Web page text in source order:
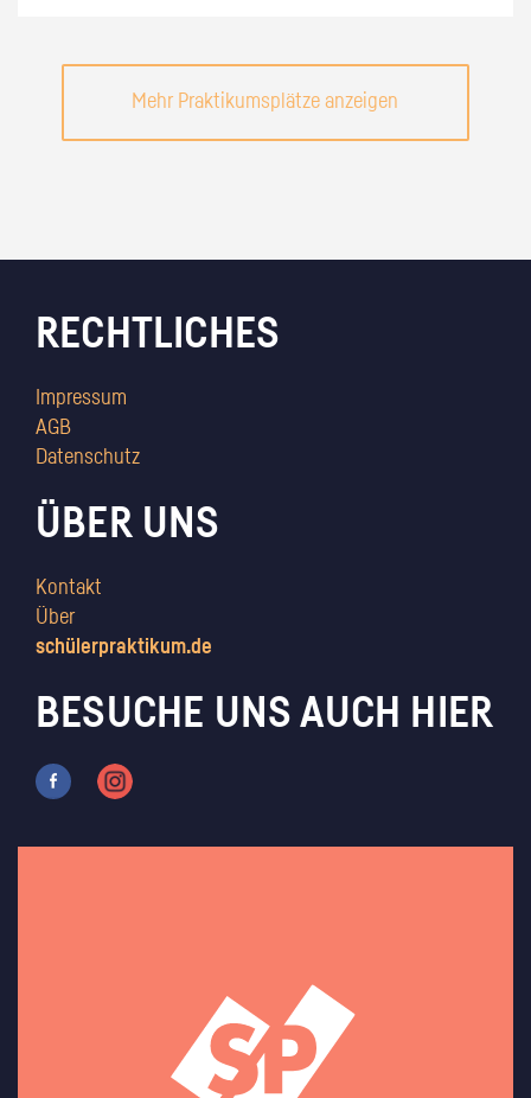
Mehr Praktikumsplätze anzeigen
RECHTLICHES
Impressum
AGB
Datenschutz
ÜBER UNS
Kontakt
Über
schülerpraktikum.de
BESUCHE UNS AUCH HIER